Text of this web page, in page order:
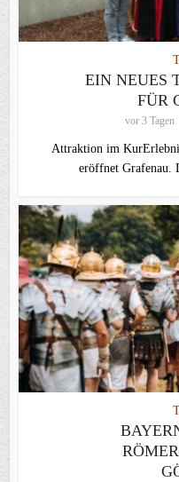
EIN NEUES
FÜR
vor 3 Tagen
Attraktion im
eröffnet Grafenau.